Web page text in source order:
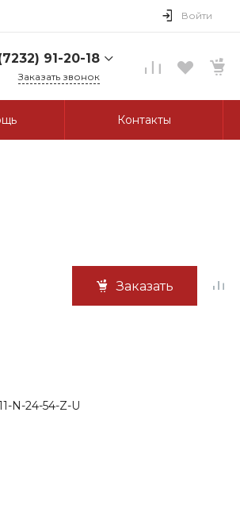
Войти
91-20-18
Каменогорск, ул.
Заказать звонок
Контакты
Заказать
N-24-54-Z-U